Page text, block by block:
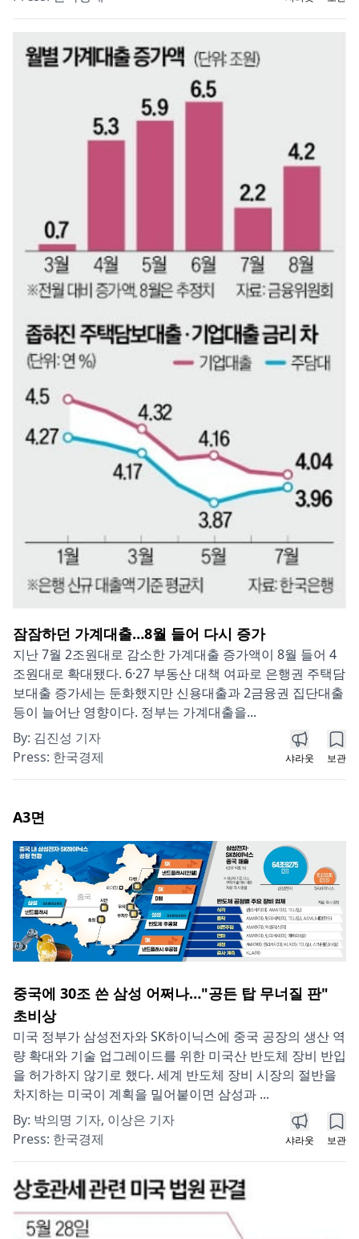
잠잠하던 가계대출…8월 들어 다시 증가
지난 7월 2조원대로 감소한 가계대출 증가액이 8월 들어 4
조원대로 확대됐다. 6·27 부동산 대책 여파로 은행권 주택담
보대출 증가세는 둔화했지만 신용대출과 2금융권 집단대출
등이 늘어난 영향이다. 정부는 가계대출을...
By: 김진성 기자
Press: 한국경제 샤라웃 보관
A3면
중국에 30조 쓴 삼성 어쩌나…"공든 탑 무너질 판"
초비상
미국 정부가 삼성전자와 SK하이닉스에 중국 공장의 생산 역
량 확대와 기술 업그레이드를 위한 미국산 반도체 장비 반입
을 허가하지 않기로 했다. 세계 반도체 장비 시장의 절반을
차지하는 미국이 계획을 밀어붙이면 삼성과 ...
By: 박의명 기자, 이상은 기자
Press: 한국경제 샤라웃 보관